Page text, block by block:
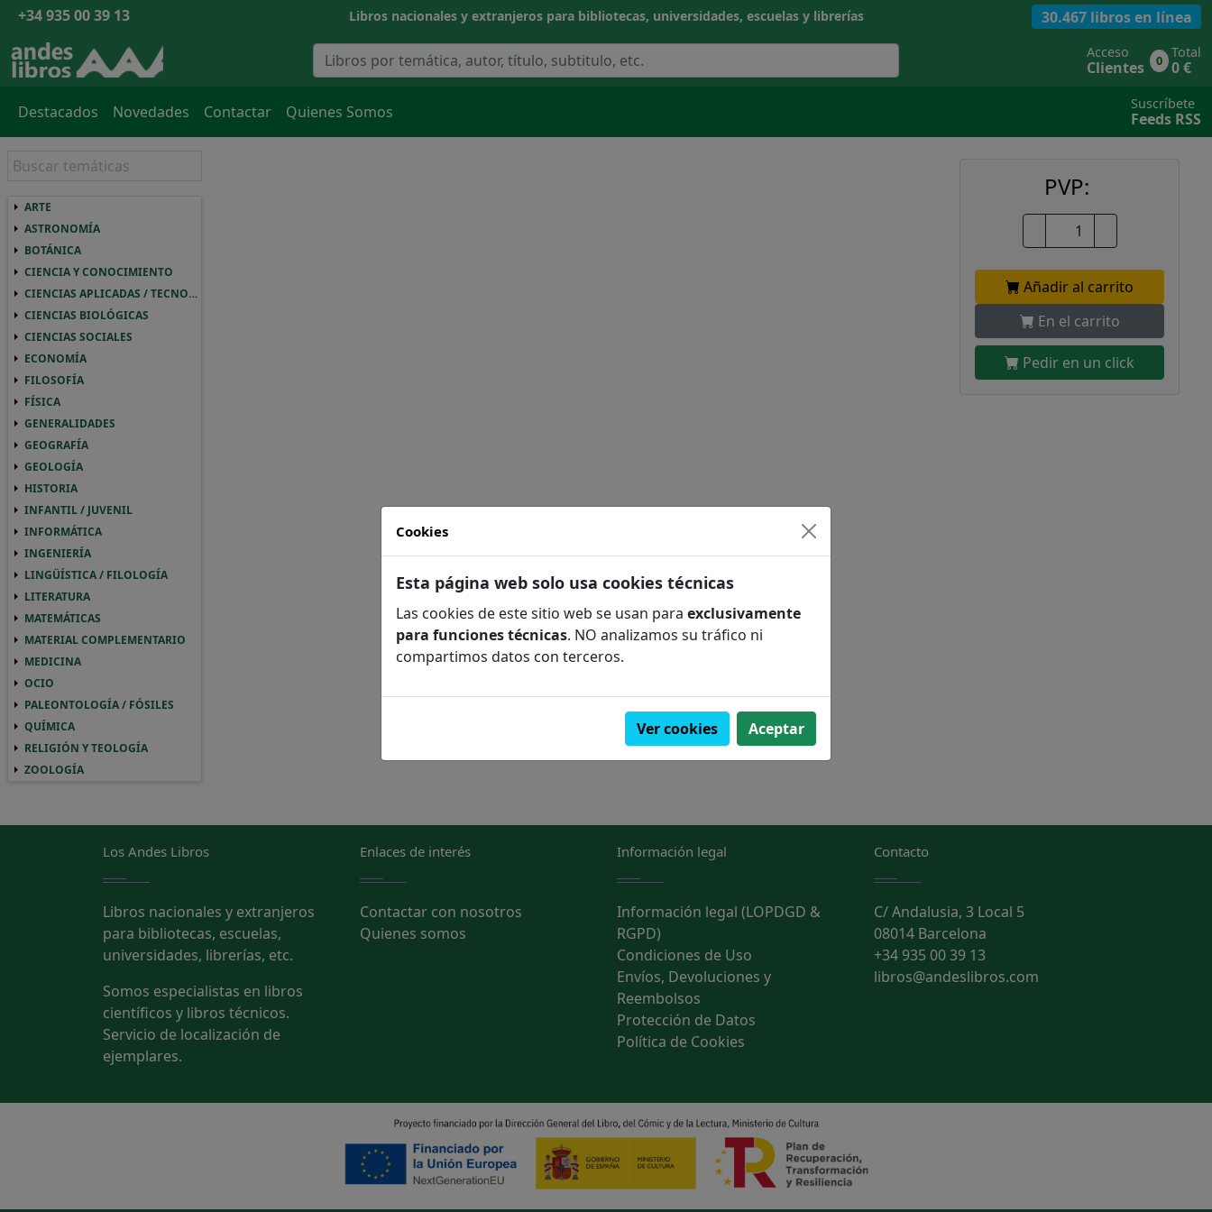
+34 935 00 39 13 Libros nacionales y extranjeros para bibliotecas, universidades, escuelas y librerías 30.467 libros en línea
Acceso
Clientes 0 Total
0 €
Destacados Novedades Contactar Quienes Somos Suscríbete
Feeds RSS
ARTE
ASTRONOMÍA
BOTÁNICA
CIENCIA Y CONOCIMIENTO
CIENCIAS APLICADAS / TECNOLOGÍA
CIENCIAS BIOLÓGICAS
CIENCIAS SOCIALES
ECONOMÍA
FILOSOFÍA
FÍSICA
GENERALIDADES
GEOGRAFÍA
GEOLOGÍA
HISTORIA
INFANTIL / JUVENIL INFANTIL / JUVENIL INFANTIL / JUVENIL
INFORMÁTICA
INGENIERÍA
LINGÜÍSTICA / FILOLOGÍA LINGUISTICA / FILOLOGIA LINGÜÍSTICA / FILOLOGÍA
LITERATURA
MATEMÁTICAS
MATERIAL COMPLEMENTARIO MATERIAL COMPLEMENTARIO MATERIAL COMPLEMENTARIO
MEDICINA
OCIO
PALEONTOLOGÍA / FÓSILES
QUÍMICA
RELIGIÓN Y TEOLOGÍA
ZOOLOGÍA
PVP:
Añadir al carrito
En el carrito
Pedir en un click
Los Andes Libros
Libros nacionales y extranjeros
para bibliotecas, escuelas,
universidades, librerías, etc.
Somos especialistas en libros
científicos y libros técnicos.
Servicio de localización de
ejemplares.
Enlaces de interés
Contactar con nosotros
Quienes somos
Información legal
Información legal (LOPDGD &
RGPD)
Condiciones de Uso
Envíos, Devoluciones y
Reembolsos
Protección de Datos
Política de Cookies
Contacto
C/ Andalusia, 3 Local 5
08014 Barcelona
+34 935 00 39 13
libros@andeslibros.com
Cookies
Esta página web solo usa cookies técnicas
Las cookies de este sitio web se usan para exclusivamente
para funciones técnicas. NO analizamos su tráfico ni
compartimos datos con terceros.
Ver cookies Aceptar